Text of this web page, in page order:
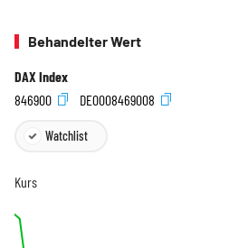
Behandelter Wert
DAX Index
846900
DE0008469008
Watchlist
Kurs